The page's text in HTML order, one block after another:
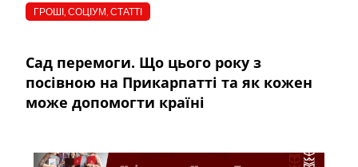
ГРОШІ ,СОЦІУМ ,СТАТТІ
Сад перемоги. Що цього року з
посівною на Прикарпатті та як кожен
може допомогти країні